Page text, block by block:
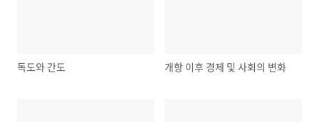
독도와 간도 개항 이후 경제 및 사회의 변화